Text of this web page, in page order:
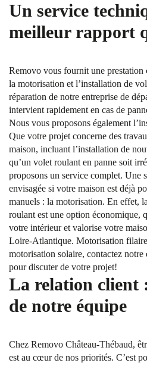
Un service
meilleur rapport
Removo vous fournit une prestation
la motorisation et l’installation de
réparation de notre entreprise de
intervient rapidement en cas de
Nous vous proposons également
Que votre projet concerne des
maison, incluant l’installation de
qu’un volet roulant en panne soit
proposons un service complet. Une
envisagée si votre maison est déjà
manuels : la motorisation. En effet,
roulant est une option économique,
votre intérieur et valorise votre
Loire-Atlantique. Motorisation
motorisation solaire, contactez notre
pour discuter de votre projet!
La relation client
de notre équipe
Chez Removo Château-Thébaud,
est au cœur de nos priorités. C’est